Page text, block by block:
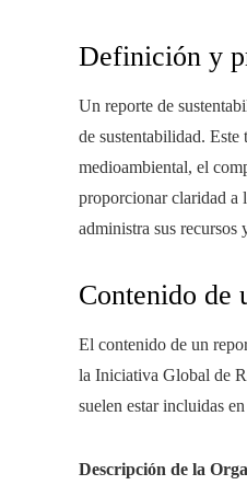
Definición y
Un reporte de
de sustentabilidad. Este
medioambiental, el
proporcionar claridad a
administra sus
Contenido de
El contenido de un
la Iniciativa Global de
suelen estar incluidas
Descripción de la